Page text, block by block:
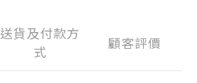
送貨及付款方
式
顧客評價